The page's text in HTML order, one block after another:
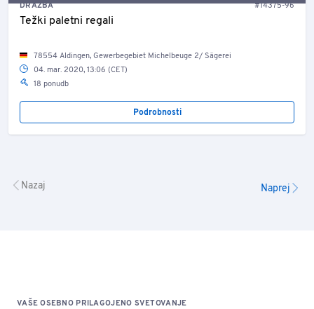
DRAŽBA
#14375-96
Težki paletni regali
78554 Aldingen, Gewerbegebiet Michelbeuge 2/ Sägerei
04. mar. 2020, 13:06 (CET)
18 ponudb
Podrobnosti
Nazaj Naprej
VAŠE OSEBNO PRILAGOJENO SVETOVANJE